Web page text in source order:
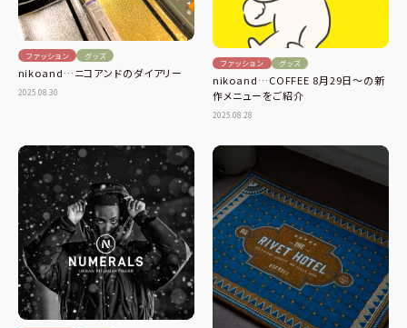
ファッション グッズ
nikoand…ニコアンドのダイアリー
2025.08.30
ファッション グッズ
nikoand…COFFEE 8月29日〜の新
作メニューをご紹介
2025.08.28